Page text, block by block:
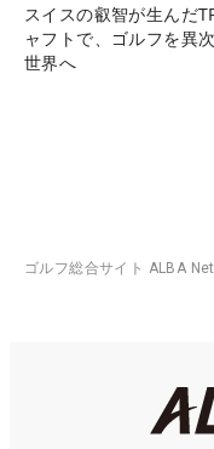
スイスの叡智が生んだ
ャフトで、ゴルフを異
世界へ
ゴルフ総合サイト ALBA Net